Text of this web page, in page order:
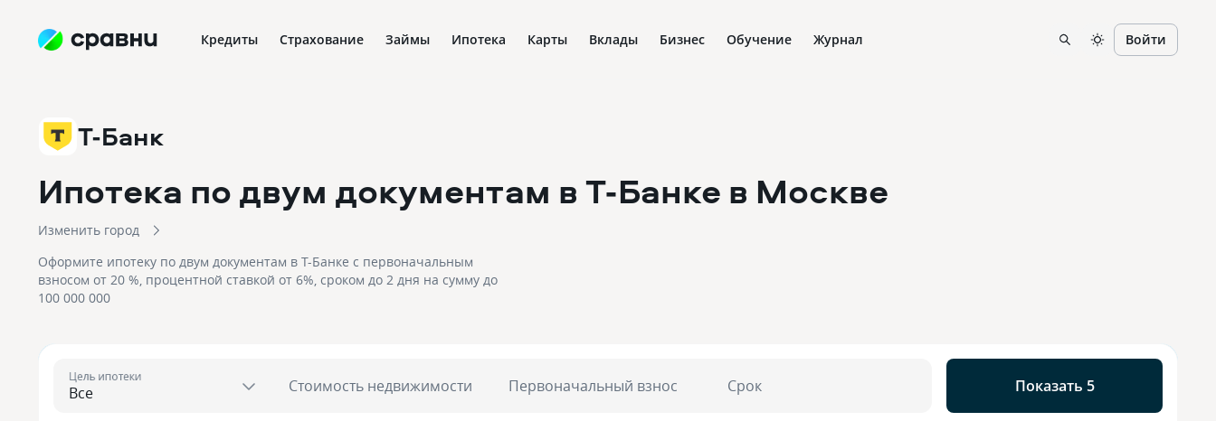
Кредиты Страхование Займы Ипотека Карты Вклады Бизнес Обучение Журнал Войти
Т-Банк
Ипотека по двум документам в Т-Банке в Москве
Изменить город
Оформите ипотеку по двум документам в Т-Банке с первоначальным
взносом от 20 %, процентной ставкой от 6%, сроком до 2 дня на сумму до
100 000 000
Цель ипотеки Стоимость недвижимости Первоначальный взнос Срок Показать 5